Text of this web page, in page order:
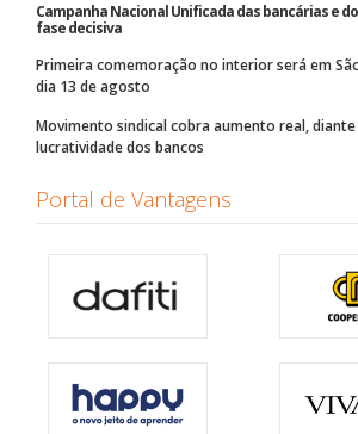
Campanha Nacional Unificada das bancárias e
fase decisiva
Primeira comemoração no interior será em
dia 13 de agosto
Movimento sindical cobra aumento real,
lucratividade dos bancos
Portal de Vantagens